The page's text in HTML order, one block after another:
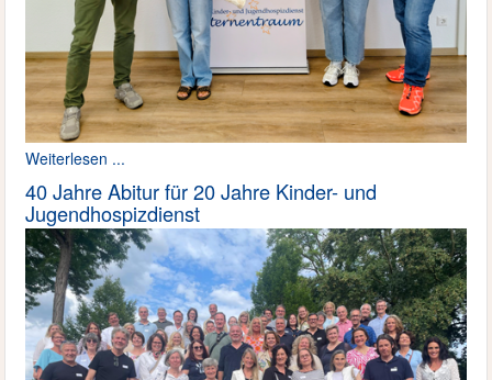
Weiterlesen ...
40 Jahre Abitur für 20 Jahre Kinder- und
Jugendhospizdienst